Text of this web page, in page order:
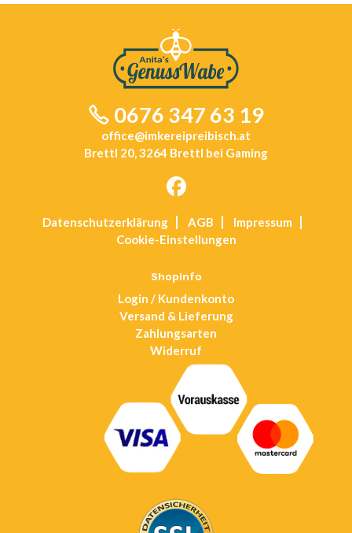
0676 347 63 19
office@imkereipreibisch.at
Brettl 20, 3264 Brettl bei Gaming
a
tab
Datenschutz­erklärung AGB
Impressum
Cookie-Einstellungen
Shopinfo
Login / Kundenkonto
Versand & Lieferung
Zahlungsarten
Widerruf